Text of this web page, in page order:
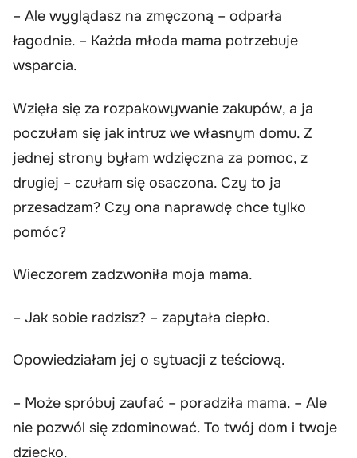
– Ale wyglądasz na zmęczoną – odparła
łagodnie. – Każda młoda mama potrzebuje
wsparcia.
Wzięła się za rozpakowywanie zakupów, a ja
poczułam się jak intruz we własnym domu. Z
jednej strony byłam wdzięczna za pomoc, z
drugiej – czułam się osaczona. Czy to ja
przesadzam? Czy ona naprawdę chce tylko
pomóc?
Wieczorem zadzwoniła moja mama.
– Jak sobie radzisz? – zapytała ciepło.
Opowiedziałam jej o sytuacji z teściową.
– Może spróbuj zaufać – poradziła mama. – Ale
nie pozwól się zdominować. To twój dom i twoje
dziecko.